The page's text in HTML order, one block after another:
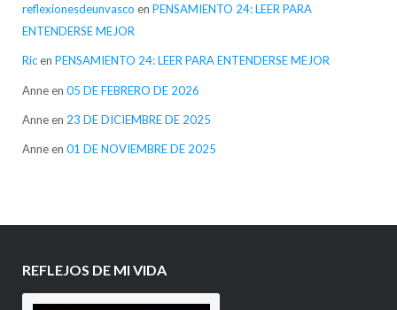
reflexionesdeunvasco en PENSAMIENTO 24: LEER PARA
ENTENDERSE MEJOR
Ricen PENSAMIENTO 24: LEER PARA ENTENDERSE MEJOR
Anneen 05 DE FEBRERO DE 2026
Anneen 23 DE DICIEMBRE DE 2025
Anneen 01 DE NOVIEMBRE DE 2025
REFLEJOS DE MI VIDA